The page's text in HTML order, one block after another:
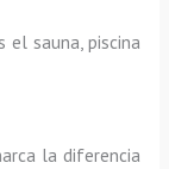
sauna, piscina
la diferencia